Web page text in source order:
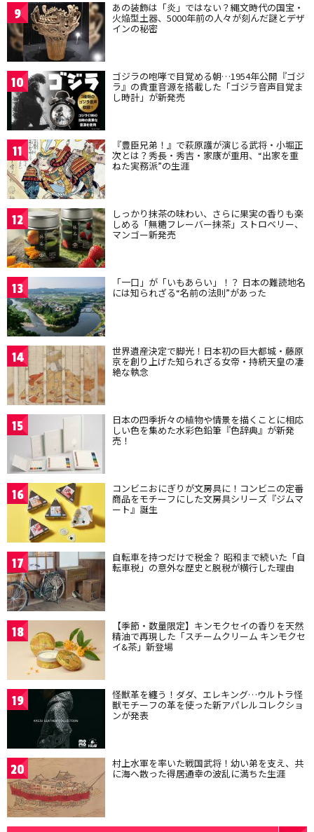
9 あの装飾は「炎」ではない？縄文時代の国宝・
火焔型土器、5000年前の人々が刻んだ謎とデザ
インの秘密
10 ゴジラの咆哮で目覚める朝…1954年公開『ゴジ
ラ』の貴重音源を搭載した「ゴジラ音声目覚ま
し時計」が新発売
11 『豊臣兄弟！』で萩原護が演じる武将・小堀正
次とは？秀長・秀吉・家康が重用、“出家を重
ねた実務派”の生涯
12 しっかり抹茶の味わい、さらに果実の香りも楽
しめる「無糖フレーバー抹茶」ストロベリー、
マンゴー新発売
13 「一口」が「いもあらい」！？ 日本の難読地名
には知られざる“名前の法則”があった
14 世界遺産決定で脚光！日本初の巨大都城・藤原
京を創り上げた知られざる女帝・持統天皇の凄
絶な執念
15 日本の四季折々の植物や情景を描くことに相応
しい色を集めた水彩色鉛筆『色辞典』が新発
売！
16 コンビニおにぎりが文房具に！コンビニの定番
商品をモチーフにした文房具シリーズ『ジムマ
ート』誕生
17 自転車を持つだけで税金？ 昭和まで続いた「自
転車税」の意外な歴史と脱税が横行した理由
18 【季節・数量限定】キンモクセイの香りを天然
精油で再現した「スチームクリーム キンモクセ
イ&茶」新登場
19 怪獣革を纏う！ダダ、エレキング…ウルトラ怪
獣モチーフの革を使った新アパレルコレクショ
ンが発表
20 村上水軍を率いた戦国武将！幼い弟を支え、共
に海へ散った得居通幸の波乱に満ちた生涯